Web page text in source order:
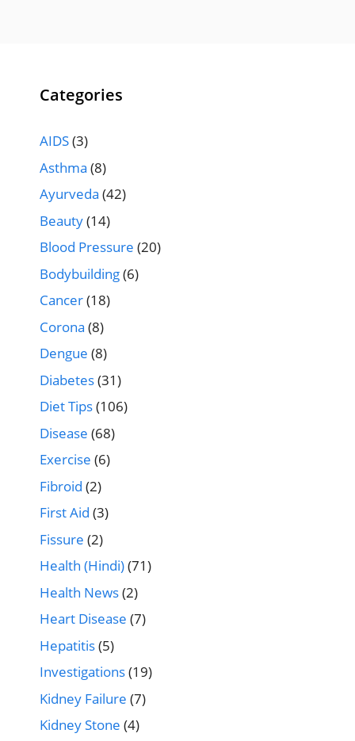
Categories
AIDS(3)
Asthma (8)
Ayurveda (42)
Beauty(14)
Blood Pressure (20)
Bodybuilding(6)
Cancer(18)
Corona (8)
Dengue (8)
Diabetes(31)
Diet Tips(106)
Disease (68)
Exercise (6)
Fibroid (2)
First Aid (3)
Fissure (2)
Health (Hindi)(71)
Health News(2)
Heart Disease (7)
Hepatitis(5)
Investigations(19)
Kidney Failure (7)
Kidney Stone (4)